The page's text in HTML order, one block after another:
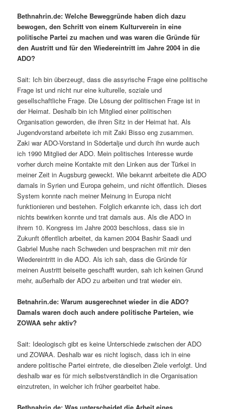
Bethnahrin.de: Welche Beweggründe haben dich dazu
bewogen, den Schritt von einem Kulturverein in eine
politische Partei zu machen und was waren die Gründe für
den Austritt und für den Wiedereintritt im Jahre 2004 in die
ADO?
Sait: Ich bin überzeugt, dass die assyrische Frage eine politische
Frage ist und nicht nur eine kulturelle, soziale und
gesellschaftliche Frage. Die Lösung der politischen Frage ist in
der Heimat. Deshalb bin ich Mitglied einer politischen
Organisation geworden, die ihren Sitz in der Heimat hat. Als
Jugendvorstand arbeitete ich mit Zaki Bisso eng zusammen.
Zaki war ADO-Vorstand in Södertalje und durch ihn wurde auch
ich 1990 Mitglied der ADO. Mein politisches Interesse wurde
vorher durch meine Kontakte mit den Linken aus der Türkei in
meiner Zeit in Augsburg geweckt. Wie bekannt arbeitete die ADO
damals in Syrien und Europa geheim, und nicht öffentlich. Dieses
System konnte nach meiner Meinung in Europa nicht
funktionieren und bestehen. Folglich erkannte ich, dass ich dort
nichts bewirken konnte und trat damals aus. Als die ADO in
ihrem 10. Kongress im Jahre 2003 beschloss, dass sie in
Zukunft öffentlich arbeitet, da kamen 2004 Bashir Saadi und
Gabriel Mushe nach Schweden und besprachen mit mir den
Wiedereintritt in die ADO. Als ich sah, dass die Gründe für
meinen Austritt beiseite geschafft wurden, sah ich keinen Grund
mehr, außerhalb der ADO zu arbeiten und trat wieder ein.
Betnahrin.de: Warum ausgerechnet wieder in die ADO?
Damals waren doch auch andere politische Parteien, wie
ZOWAA sehr aktiv?
Sait: Ideologisch gibt es keine Unterschiede zwischen der ADO
und ZOWAA. Deshalb war es nicht logisch, dass ich in eine
andere politische Partei eintrete, die dieselben Ziele verfolgt. Und
deshalb war es für mich selbstverständlich in die Organisation
einzutreten, in welcher ich früher gearbeitet habe.